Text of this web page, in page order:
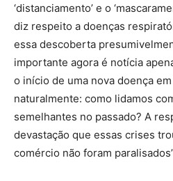
‘distanciamento’ e o
diz respeito a doenças
essa descoberta
importante agora é notícia
o início de uma nova doença
naturalmente: como lidamos
semelhantes no passado? A
devastação que essas crises
comércio não foram